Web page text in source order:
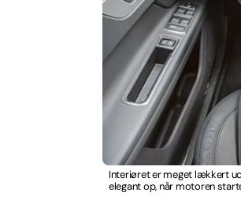
Interiøret er meget lækkert
elegant op, når motoren